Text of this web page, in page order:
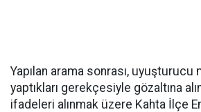
Yapılan arama sonrası,
yaptıkları gerekçesiyle gözaltına
ifadeleri alınmak üzere Kahta İlçe